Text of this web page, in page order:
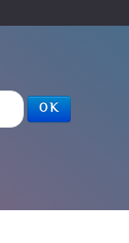
ОК